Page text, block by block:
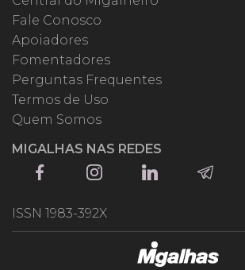
Fale Conosco
Apoiadores
Fomentadores
Perguntas Frequentes
Termos de Uso
Quem Somos
MIGALHAS NAS REDES
ISSN 1983-392X